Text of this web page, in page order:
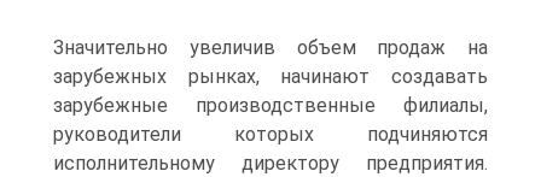
Значительно увеличив объем продаж на
зарубежных рынках, начинают создавать
зарубежные производственные филиалы,
руководители которых подчиняются
исполнительному директору предприятия.